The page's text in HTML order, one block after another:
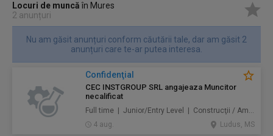
Locuri de muncăîn Mures
2 anunțuri
Nu am găsit anunțuri conform căutării tale, dar am găsit 2
anunțuri care te-ar putea interesa.
Confidenţial
CEC INSTGROUP SRL angajeaza Muncitor
necalificat
Full time | Junior/Entry Level | Construcţii / Amenajări
4 aug.
Ludus, MS